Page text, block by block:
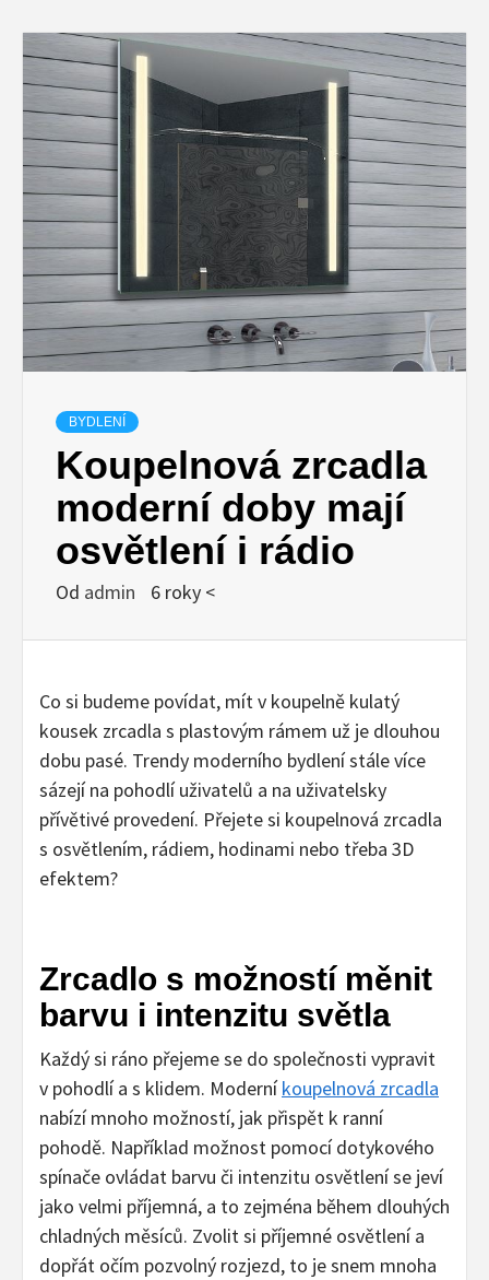
BYDLENÍ
Koupelnová zrcadla
moderní doby mají
osvětlení i rádio
Od admin 6 roky <
Co si budeme povídat, mít v koupelně kulatý
kousek zrcadla s plastovým rámem už je dlouhou
dobu pasé. Trendy moderního bydlení stále více
sázejí na pohodlí uživatelů a na uživatelsky
přívětivé provedení. Přejete si koupelnová zrcadla
s osvětlením, rádiem, hodinami nebo třeba 3D
efektem?
Zrcadlo s možností měnit
barvu i intenzitu světla
Každý si ráno přejeme se do společnosti vypravit
v pohodlí a s klidem. Moderníkoupelnová zrcadla
nabízí mnoho možností, jak přispět k ranní
pohodě. Například možnost pomocí dotykového
spínače ovládat barvu či intenzitu osvětlení se jeví
jako velmi příjemná, a to zejména během dlouhých
chladných měsíců. Zvolit si příjemné osvětlení a
dopřát očím pozvolný rozjezd, to je snem mnoha